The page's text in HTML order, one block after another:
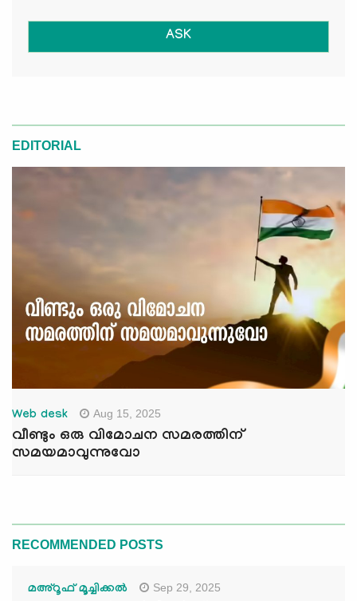
ASK
EDITORIAL
Web desk Aug 15, 2025
വീണ്ടും ഒരു വിമോചന സമരത്തിന്
സമയമാവുന്നുവോ
RECOMMENDED POSTS
മഅ്റൂഫ് മൂച്ചിക്കല്‍ Sep 29, 2025